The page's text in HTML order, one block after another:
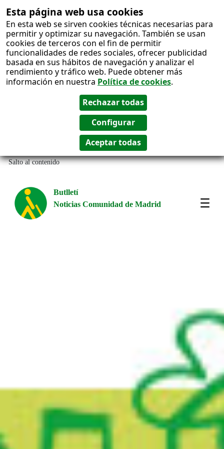
Esta página web usa cookies
En esta web se sirven cookies técnicas necesarias para
permitir y optimizar su navegación. También se usan
cookies de terceros con el fin de permitir
funcionalidades de redes sociales, ofrecer publicidad
basada en sus hábitos de navegación y analizar el
rendimiento y tráfico web. Puede obtener más
información en nuestra Política de cookies.
Salto al contenido
Butlletí
Noticias Comunidad de Madrid